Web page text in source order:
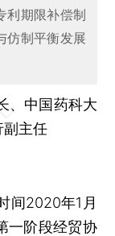
利期限补偿制
仿制平衡发展
、中国药科大
副主任
2020年1月
一阶段经贸协